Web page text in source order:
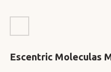
Escentric Moleculas